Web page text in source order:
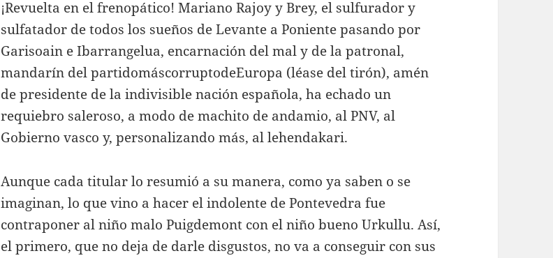
¡Revuelta en el frenopático! Mariano Rajoy y Brey, el sulfurador y
sulfatador de todos los sueños de Levante a Poniente pasando por
Garisoain e Ibarrangelua, encarnación del mal y de la patronal,
mandarín del partidomáscorruptodeEuropa (léase del tirón), amén
de presidente de la indivisible nación española, ha echado un
requiebro saleroso, a modo de machito de andamio, al PNV, al
Gobierno vasco y, personalizando más, al lehendakari.
Aunque cada titular lo resumió a su manera, como ya saben o se
imaginan, lo que vino a hacer el indolente de Pontevedra fue
contraponer al niño malo Puigdemont con el niño bueno Urkullu. Así,
el primero, que no deja de darle disgustos, no va a conseguir con sus